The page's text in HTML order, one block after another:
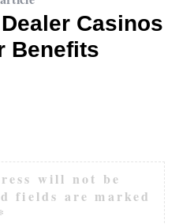
Casinos
Benefits
will not be
fields are marked